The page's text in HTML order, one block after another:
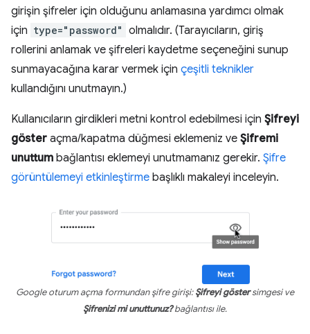
girişin şifreler için olduğunu anlamasına yardımcı olmak
için type="password" olmalıdır. (Tarayıcıların, giriş
rollerini anlamak ve şifreleri kaydetme seçeneğini sunup
sunmayacağına karar vermek için çeşitli teknikler
kullandığını unutmayın.)
Kullanıcıların girdikleri metni kontrol edebilmesi için Şifreyi
göster açma/kapatma düğmesi eklemeniz ve Şifremi
unuttum bağlantısı eklemeyi unutmamanız gerekir. Şifre
görüntülemeyi etkinleştirme başlıklı makaleyi inceleyin.
Google oturum açma formundan şifre girişi:Şifreyi göstersimgesi ve
Şifrenizi mi unuttunuz?bağlantısı ile.